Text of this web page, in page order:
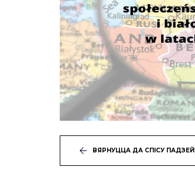
ВЯРНУЦЦА ДА СПІСУ ПАДЗЕЙ